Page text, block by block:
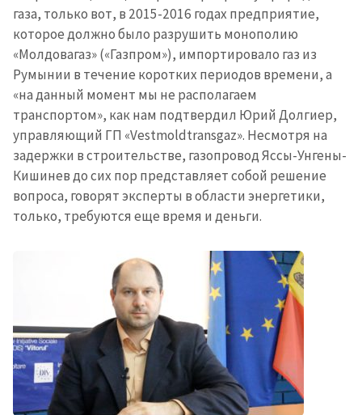
Отправить
О ZDG
газа, только вот, в 2015-2016 годах предприятие,
которое должно было разрушить монополию
«Молдовагаз» («Газпром»), импортировало газ из
Румынии в течение коротких периодов времени, а
«на данный момент мы не располагаем
транспортом», как нам подтвердил Юрий Долгиер,
управляющий ГП «Vestmoldtransgaz». Несмотря на
задержки в строительстве, газопровод Яссы-Унгены-
Кишинев до сих пор представляет собой решение
вопроса, говорят эксперты в области энергетики,
только, требуются еще время и деньги.